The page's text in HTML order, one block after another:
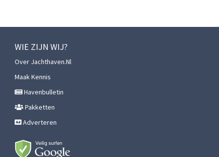
WIE ZIJN WIJ?
Over Jachthaven.nl
Maak Kennis
Havenbulletin
Pakketten
Adverteren